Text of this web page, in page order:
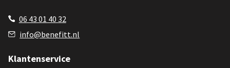
06 43 01 40 32
info@benefitt.nl
Klantenservice